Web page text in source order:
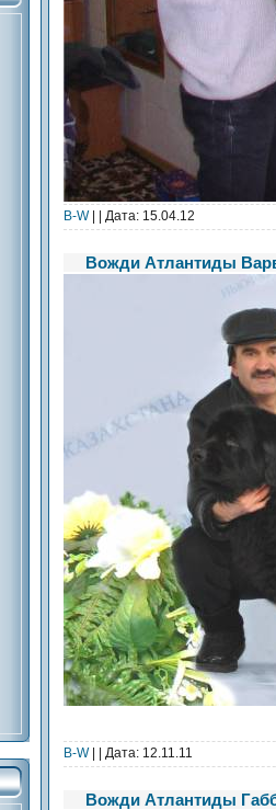
В-W| | Дата: 15.04.12
Вожди Атлантиды
В-W| | Дата: 12.11.11
Вожди Атлантиды